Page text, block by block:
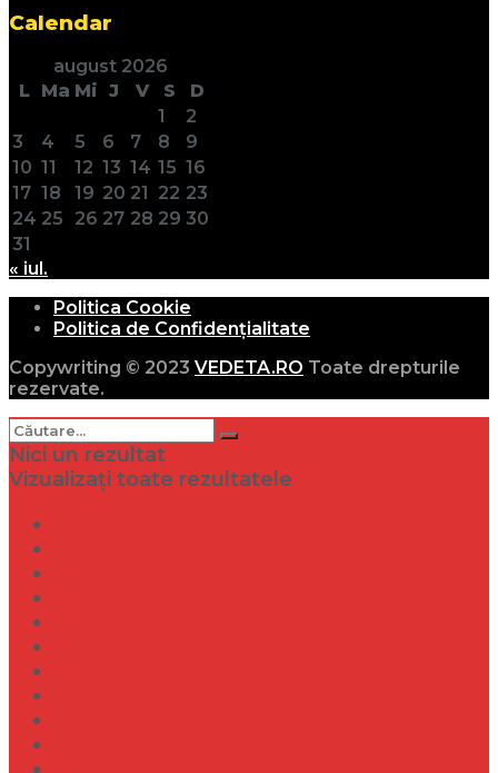
Calendar
august 2026
L Ma Mi J V S
D
1
2
3
4 5 6 7 8
9
10 11 12 13 14 15 16
17 18 19 20 21 22 23
24 25 26 27 28 29 30
31
« iul.
Politica Cookie
Politica de Confidențialitate
Copywriting © 2023 VEDETA.RO Toate drepturile
rezervate.
Nici un rezultat
Vizualizați toate rezultatele